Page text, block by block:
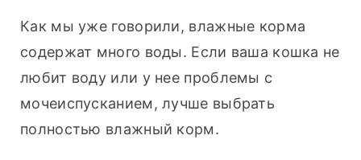
Как мы уже говорили, влажные корма
содержат много воды. Если ваша кошка не
любит воду или у нее проблемы с
мочеиспусканием, лучше выбрать
полностью влажный корм.